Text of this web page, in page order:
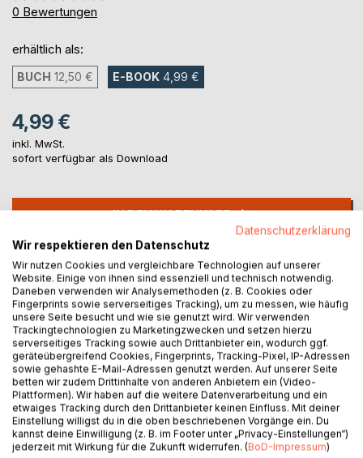
0%
0 Bewertungen
erhältlich als:
BUCH 12,50 € E-BOOK 4,99 €
4,99 €
inkl. MwSt.
sofort verfügbar als Download
IN DEN WARENKORB
Auf die Merkliste
Titel bewerten
BESCHREIBUNG
Die Ausstellung "Sehn wir Galg und Räder stehen" von
Datenschutzerklärung
Wir respektieren den Datenschutz
Wir nutzen Cookies und vergleichbare Technologien auf unserer
Website. Einige von ihnen sind essenziell und technisch notwendig.
Daneben verwenden wir Analysemethoden (z. B. Cookies oder
Fingerprints sowie serverseitiges Tracking), um zu messen, wie häufig
unsere Seite besucht und wie sie genutzt wird. Wir verwenden
Trackingtechnologien zu Marketingzwecken und setzen hierzu
serverseitiges Tracking sowie auch Drittanbieter ein, wodurch ggf.
geräteübergreifend Cookies, Fingerprints, Tracking-Pixel, IP-Adressen
sowie gehashte E-Mail-Adressen genutzt werden. Auf unserer Seite
betten wir zudem Drittinhalte von anderen Anbietern ein (Video-
Plattformen). Wir haben auf die weitere Datenverarbeitung und ein
etwaiges Tracking durch den Drittanbieter keinen Einfluss. Mit deiner
Einstellung willigst du in die oben beschriebenen Vorgänge ein. Du
kannst deine Einwilligung (z. B. im Footer unter „Privacy-Einstellungen“)
jederzeit mit Wirkung für die Zukunft widerrufen. (BoD-Impressum)